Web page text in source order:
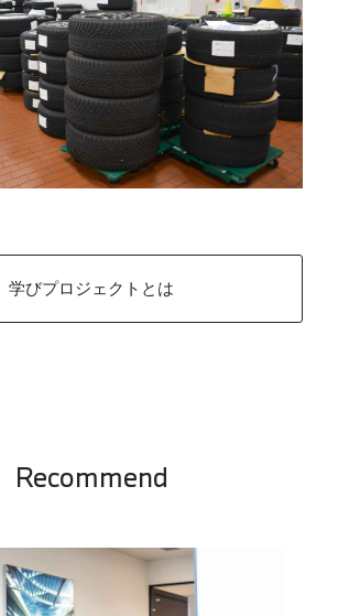
学びプロジェクトとは
Recommend